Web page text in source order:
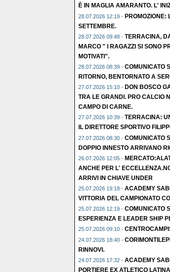
È IN MAGLIA AMARANTO. L'
28.07.2026 12:19 - PROMOZIONE:
SETTEMBRE.
28.07.2026 09:48 - TERRACINA,
MARCO " I RAGAZZI SI SONO
MOTIVATI".
28.07.2026 08:39 - COMUNICATO
RITORNO, BENTORNATO A
27.07.2026 15:10 - DON BOSCO
TRA LE GRANDI. PRO CALCIO
CAMPO DI CARNE.
27.07.2026 10:39 - TERRACINA:
IL DIRETTORE SPORTIVO
27.07.2026 08:30 - COMUNICATO
DOPPIO INNESTO ARRIVANO
26.07.2026 12:05 -
ANCHE PER L'
ARRIVI IN CHIAVE UNDER
25.07.2026 19:18 - ACADEMY
VITTORIA DEL CAMPIONATO
25.07.2026 12:19 - COMUNICATO
ESPERIENZA E LEADER SHIP
25.07.2026 09:10 -
24.07.2026 18:40 -
RINNOVI.
24.07.2026 17:32 - ACADEMY
PORTIERE EX ATLETICO LATINA